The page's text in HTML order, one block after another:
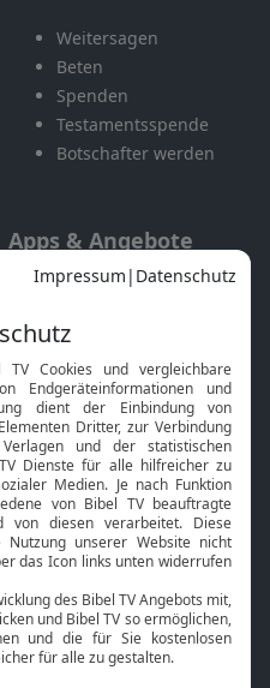
Weitersagen
Beten
Spenden
Testamentsspende
Botschafter werden
Apps & Angebote
Mobile App
Smart TV
HbbTV
Bibelthek Online-Bibel
Nächster Gottesdienst
Service
Kontakt
TV-Empfang